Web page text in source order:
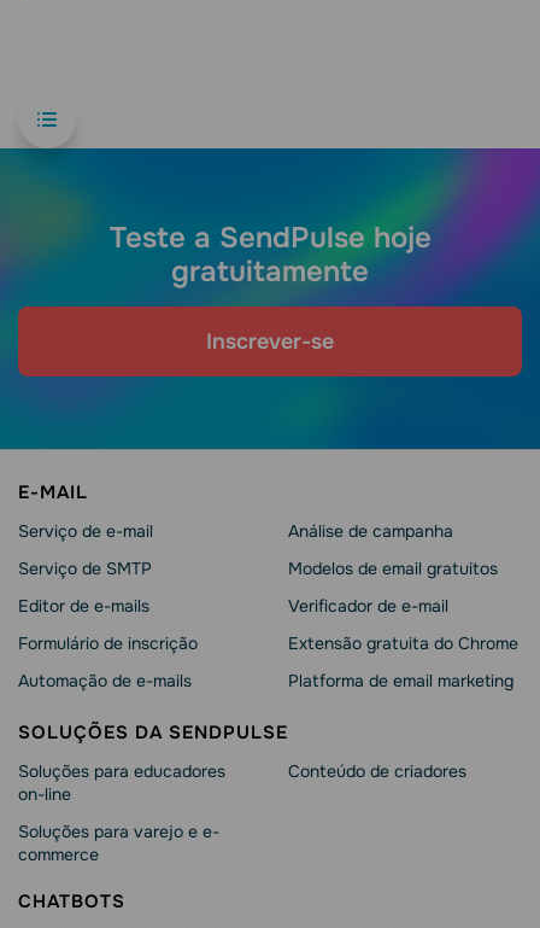
Teste a SendPulse hoje
gratuitamente
Inscrever-se
E-MAIL
Serviço de e-mail
Serviço de SMTP
Editor de e-mails
Formulário de inscrição
Automação de e-mails
Análise de campanha
Modelos de email gratuitos
Verificador de e-mail
Extensão gratuita do Chrome
Platforma de email marketing
SOLUÇÕES DA SENDPULSE
Soluções para educadores
on-line
Soluções para varejo e e-
commerce
Conteúdo de criadores
CHATBOTS